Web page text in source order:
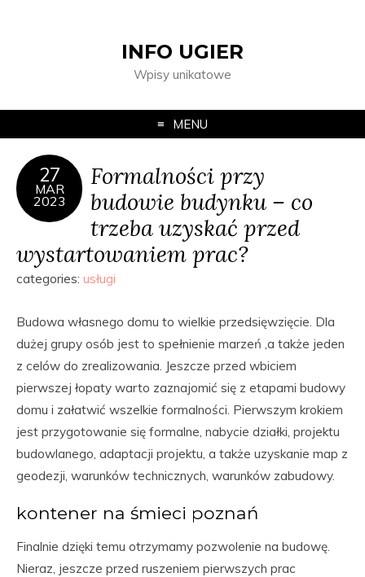
INFO UGIER
Wpisy unikatowe
MENU
27
MAR
2023
Formalności przy
budowie budynku – co
trzeba uzyskać przed
wystartowaniem prac?
categories: usługi
Budowa własnego domu to wielkie przedsięwzięcie. Dla
dużej grupy osób jest to spełnienie marzeń ,a także jeden
z celów do zrealizowania. Jeszcze przed wbiciem
pierwszej łopaty warto zaznajomić się z etapami budowy
domu i załatwić wszelkie formalności. Pierwszym krokiem
jest przygotowanie się formalne, nabycie działki, projektu
budowlanego, adaptacji projektu, a także uzyskanie map z
geodezji, warunków technicznych, warunków zabudowy.
kontener na śmieci poznań
Finalnie dzięki temu otrzymamy pozwolenie na budowę.
Nieraz, jeszcze przed ruszeniem pierwszych prac